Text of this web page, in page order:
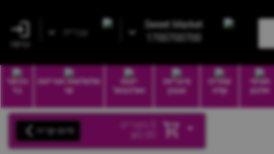
עברית
Sweet Market
1700700700
חטיפי
חלבון
שתייה
קלה
סיגריות
וטבק
יינות
ואלכוהול
סלסלאות ואריזות
שי
הכשר
בד
מוצרים
₪ סיום קנייה